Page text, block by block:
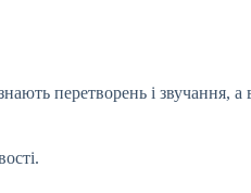
перетворень і звучання,